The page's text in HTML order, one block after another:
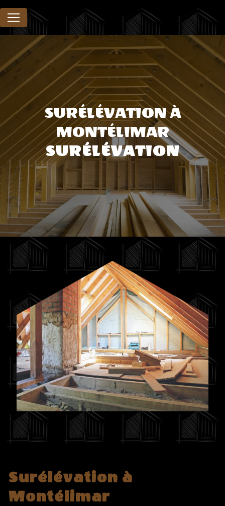
SURÉLÉVATION À
MONTÉLIMAR
SURÉLÉVATION
Surélévation à
Montélimar
Panneau de gestion des cookies